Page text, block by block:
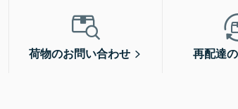
荷物のお問い合わせ 再配達